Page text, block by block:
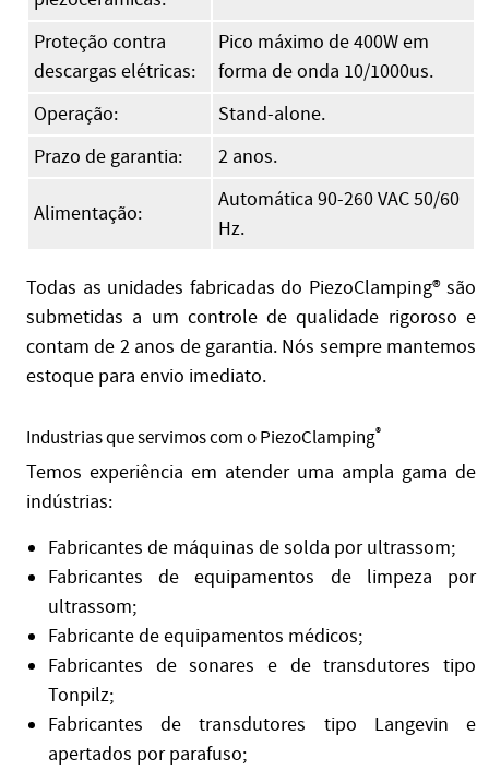
Proteção contra
descargas elétricas:
Pico máximo de 400W em
forma de onda 10/1000us.
Operação:
Stand-alone.
Prazo de garantia:
2 anos.
Alimentação:
Automática 90-260 VAC 50/60
Hz.
Todas as unidades fabricadas do PiezoClamping® são
submetidas a um controle de qualidade rigoroso e
contam de 2 anos de garantia. Nós sempre mantemos
estoque para envio imediato.
Industrias que servimos com o PiezoClamping®
Temos experiência em atender uma ampla gama de
indústrias:
Fabricantes de máquinas de solda por ultrassom;
Fabricantes de equipamentos de limpeza por
ultrassom;
Fabricante de equipamentos médicos;
Fabricantes de sonares e de transdutores tipo
Tonpilz;
Fabricantes de transdutores tipo Langevin e
apertados por parafuso;